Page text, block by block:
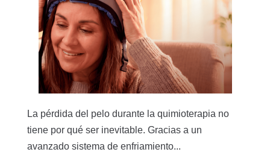
La pérdida del pelo durante la quimioterapia no
tiene por qué ser inevitable. Gracias a un
avanzado sistema de enfriamiento...